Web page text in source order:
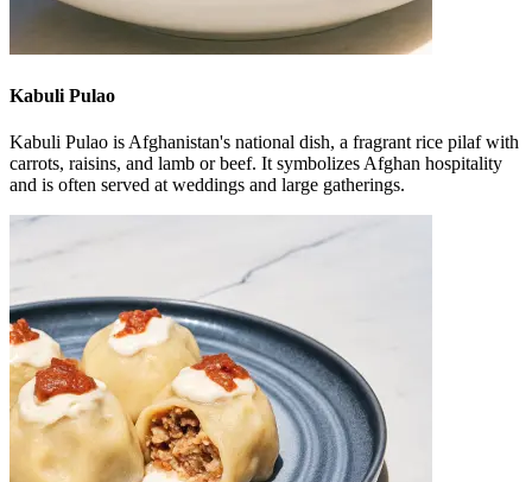
Kabuli Pulao
Kabuli Pulao is Afghanistan's national dish, a fragrant rice pilaf with
carrots, raisins, and lamb or beef. It symbolizes Afghan hospitality
and is often served at weddings and large gatherings.